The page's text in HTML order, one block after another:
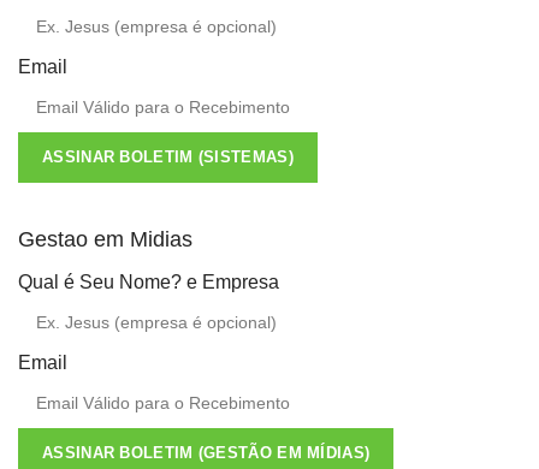
Email
ASSINAR BOLETIM (SISTEMAS)
Gestao em Midias
Qual é Seu Nome? e Empresa
Email
ASSINAR BOLETIM (GESTÃO EM MÍDIAS)